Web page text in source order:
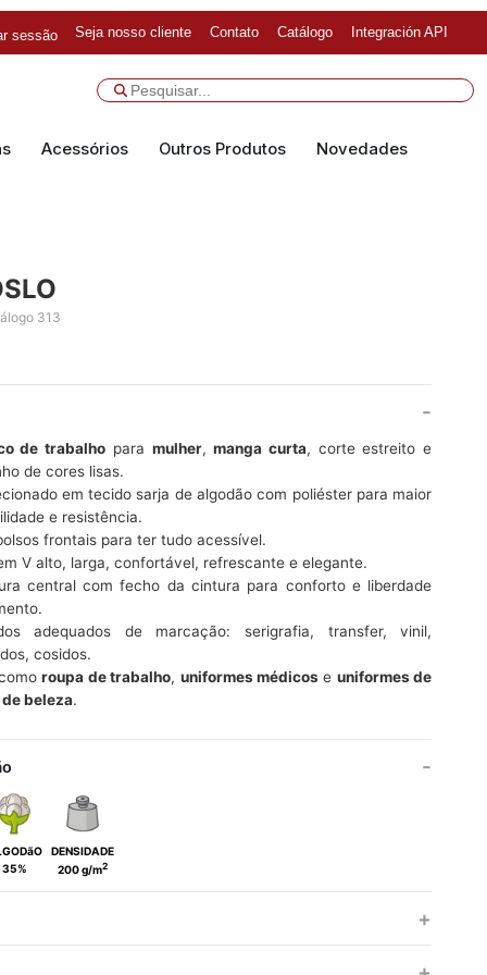
sessão Seja nosso cliente Contato Catálogo Integración API
Acessórios Outros Produtos Novedades
313
de trabalho para mulher,manga curta, corte estreito e
de cores lisas.
em tecido sarja de algodão com poliéster para maior
e resistência.
frontais para ter tudo acessível.
V alto, larga, confortável, refrescante e elegante.
central com fecho da cintura para conforto e liberdade
adequados de marcação: serigrafia, transfer, vinil,
cosidos.
roupa de trabalho, uniformes médicos e uniformes de
beleza.
35%
DENSIDADE
200 g/m2